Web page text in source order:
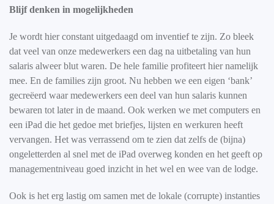
Blijf denken in mogelijkheden
Je wordt hier constant uitgedaagd om inventief te zijn. Zo bleek
dat veel van onze medewerkers een dag na uitbetaling van hun
salaris alweer blut waren. De hele familie profiteert hier namelijk
mee. En de families zijn groot. Nu hebben we een eigen ‘bank’
gecreëerd waar medewerkers een deel van hun salaris kunnen
bewaren tot later in de maand. Ook werken we met computers en
een iPad die het gedoe met briefjes, lijsten en werkuren heeft
vervangen. Het was verrassend om te zien dat zelfs de (bijna)
ongeletterden al snel met de iPad overweg konden en het geeft op
managementniveau goed inzicht in het wel en wee van de lodge.
Ook is het erg lastig om samen met de lokale (corrupte) instanties